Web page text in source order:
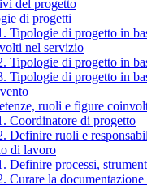
del progetto
di progetti
Tipologie di progetto in
nel servizio
Tipologie di progetto in
Tipologie di progetto in
ruoli e figure
Coordinatore di progetto
Definire ruoli e
di lavoro
Definire processi,
Curare la